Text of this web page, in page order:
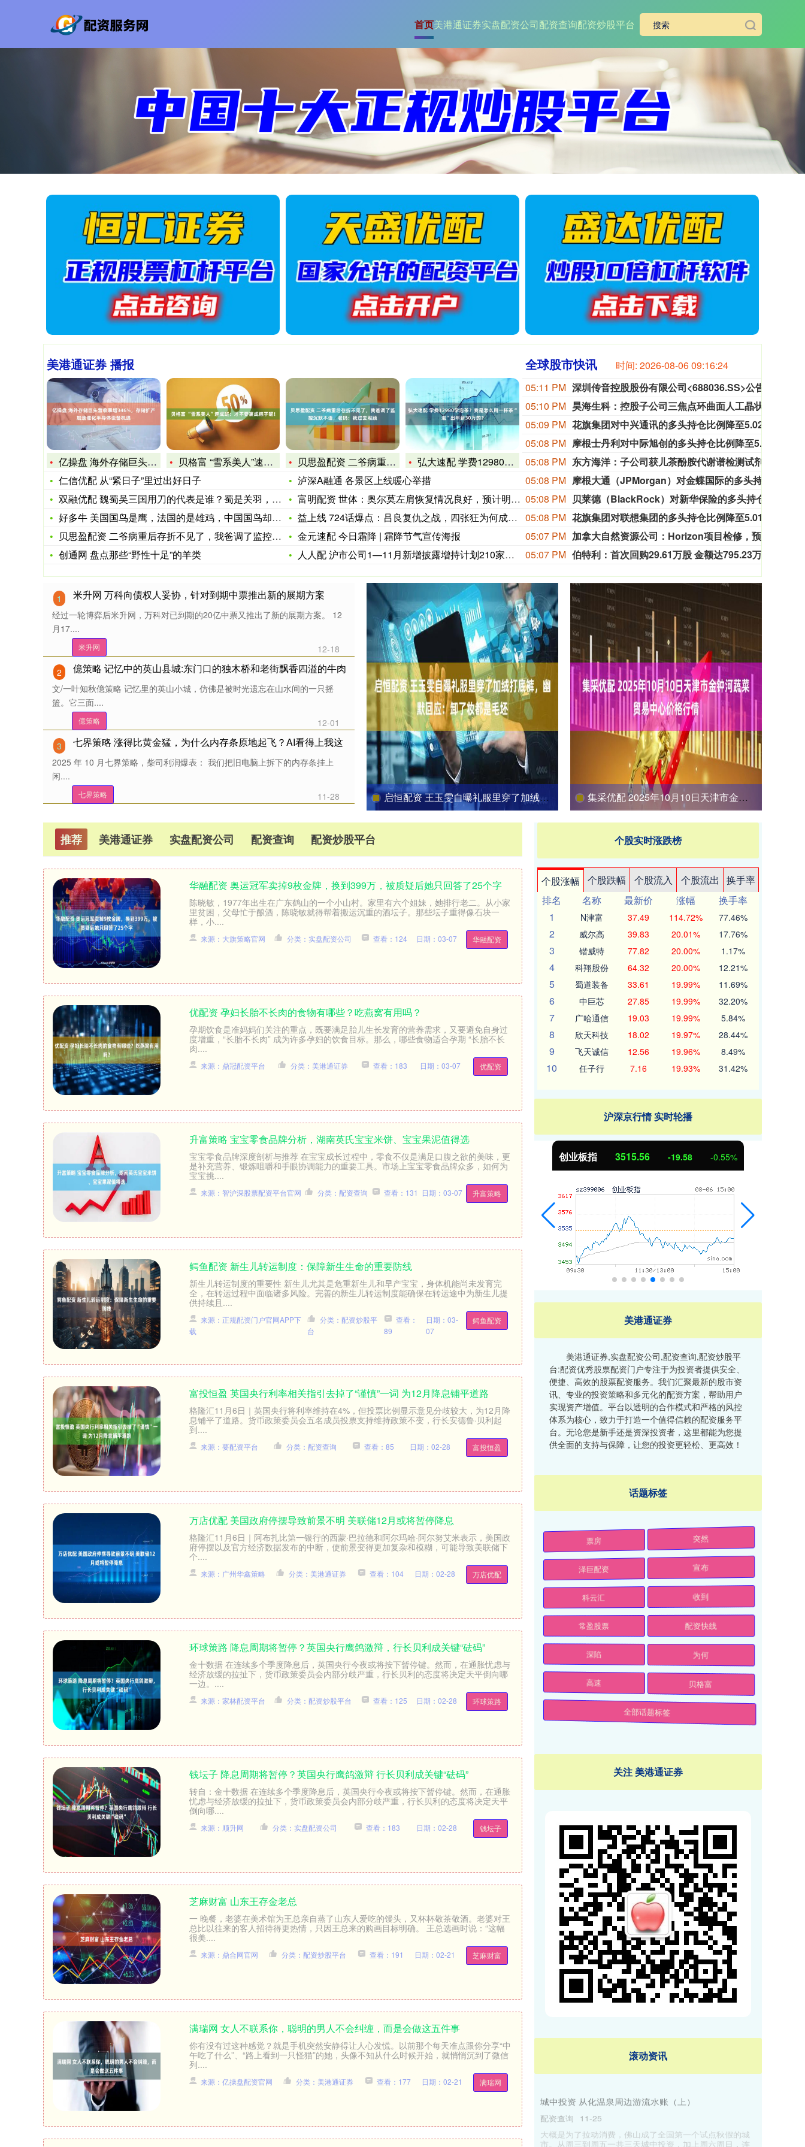
首页美港通证券实盘配资公司配资查询配资炒股平台
美港通证券 播报
亿操盘 海外存储巨头营收暴增346%，存储扩产加速催化半导体
贝格富 “雪系美人”速成班：才不要裹成粽子呢！
仁信优配 从“紧日子”里过出好日子
双融优配 魏蜀吴三国用刀的代表是谁？蜀是关羽，吴是孙坚，魏国
好多牛 美国国鸟是鹰，法国的是雄鸡，中国国鸟却鲜有人知，是什
贝思盈配资 二爷病重后存折不见了，我爸调了监控沉默不语，老妈
创通网 盘点那些“野性十足”的羊类
贝思盈配资 二爷病重后存折不见了，我爸调了监控沉默不语，老妈
弘大速配 学费12980学泡茶？我是怎么用一杯茶“泡”出年薪
泸深A融通 各景区上线暖心举措
富明配资 世体：奥尔莫左肩恢复情况良好，预计明年1月4日加泰
益上线 724话爆点：吕良复仇之战，四张狂为何成其帮手？
金元速配 今日霜降 | 霜降节气宣传海报
人人配 沪市公司1—11月新增披露增持计划210家次 拟增持
全球股市快讯 时间: 2026-08-06 09:16:25
05:11 PM
05:10 PM
05:09 PM
05:08 PM
05:08 PM
05:08 PM
05:08 PM
05:08 PM
05:07 PM
加拿大自然资源公司：Horizon项目检修，预计将使年均产量减少约29000桶/日。
05:07 PM
1 米升网 万科向债权人妥协，针对到期中票推出新的展期方案
经过一轮博弈后米升网，万科对已到期的20亿中票又推出了新的展期方案。 12
月17....
米升网
12-18
2
億策略 记忆中的英山县城:东门口的独木桥和老街飘香四溢的牛肉
文/一叶知秋億策略 记忆里的英山小城，仿佛是被时光遗忘在山水间的一只摇
篮。它三面....
億策略
12-01
3
七界策略 涨得比黄金猛，为什么内存条原地起飞？AI看得上我这
2025 年 10 月七界策略，柴司利润爆表： 我们把旧电脑上拆下的内存条挂上
闲....
七界策略 11-28 启恒配资 王玉雯自曝礼服里穿了加绒打底裤，幽默回应：卸了妆都是毛坯 集采优配 2025年10月10日天津市金钟河蔬菜贸易中心价格行情
推荐 美港通证券 实盘配资公司 配资查询 配资炒股平台
华融配资 奥运冠军卖掉9枚金牌，换到399万，被质疑后她只回答了25个字
陈晓敏，1977年出生在广东鹤山的一个小山村。家里有六个姐妹，她排行老二。从小家
里贫困，父母忙于酿酒，陈晓敏就得帮着搬运沉重的酒坛子。那些坛子重得像石块一
样，小....
华融配资
来源：大旗策略官网 分类：实盘配资公司 查看：124 日期：03-07
优配资 孕妇长胎不长肉的食物有哪些？吃燕窝有用吗？
孕期饮食是准妈妈们关注的重点，既要满足胎儿生长发育的营养需求，又要避免自身过
度增重，“长胎不长肉” 成为许多孕妇的饮食目标。那么，哪些食物适合孕期 “长胎不长
肉....
优配资
来源：鼎冠配资平台 分类：美港通证券 查看：183 日期：03-07
升富策略 宝宝零食品牌分析，湖南英氏宝宝米饼、宝宝果泥值得选
宝宝零食品牌深度剖析与推荐 在宝宝成长过程中，零食不仅是满足口腹之欲的美味，更
是补充营养、锻炼咀嚼和手眼协调能力的重要工具。市场上宝宝零食品牌众多，如何为
宝宝挑....
升富策略
来源：智沪深股票配资平台官网 分类：配资查询 查看：131 日期：03-07
鳄鱼配资 新生儿转运制度：保障新生生命的重要防线
新生儿转运制度的重要性 新生儿尤其是危重新生儿和早产宝宝，身体机能尚未发育完
全，在转运过程中面临诸多风险。完善的新生儿转运制度能确保在转运途中为新生儿提
供持续且....
鳄鱼配资
来源：正规配资门户官网APP下
载
分类：配资炒股平
台
查看：
89
日期：03-
07
富投恒盈 英国央行利率相关指引去掉了“谨慎”一词 为12月降息铺平道路
格隆汇11月6日｜英国央行将利率维持在4%，但投票比例显示意见分歧较大，为12月降
息铺平了道路。货币政策委员会五名成员投票支持维持政策不变，行长安德鲁·贝利起
到....
富投恒盈
来源：要配资平台 分类：配资查询 查看：85 日期：02-28
万店优配 美国政府停摆导致前景不明 美联储12月或将暂停降息
格隆汇11月6日｜阿布扎比第一银行的西蒙·巴拉德和阿尔玛哈·阿尔努艾米表示，美国政
府停摆以及官方经济数据发布的中断，使前景变得更加复杂和模糊，可能导致美联储下
个....
万店优配
来源：广州华鑫策略 分类：美港通证券 查看：104 日期：02-28
环球策路 降息周期将暂停？英国央行鹰鸽激辩，行长贝利成关键“砝码”
金十数据 在连续多个季度降息后，英国央行今夜或将按下暂停键。然而，在通胀忧虑与
经济放缓的拉扯下，货币政策委员会内部分歧严重，行长贝利的态度将决定天平倒向哪
一边。....
环球策路
来源：家林配资平台 分类：配资炒股平台 查看：125 日期：02-28
钱坛子 降息周期将暂停？英国央行鹰鸽激辩 行长贝利成关键“砝码”
转自：金十数据 在连续多个季度降息后，英国央行今夜或将按下暂停键。然而，在通胀
忧虑与经济放缓的拉扯下，货币政策委员会内部分歧严重，行长贝利的态度将决定天平
倒向哪....
钱坛子
来源：顺升网 分类：实盘配资公司 查看：183 日期：02-28
芝麻财富 山东王存金老总
一 晚餐，老婆在美术馆为王总亲自蒸了山东人爱吃的馒头，又杯杯敬茶敬酒。老婆对王
总比以往来的客人招待得更热情，只因王总来的购画目标明确。 王总选画时说：“这幅
很美....
芝麻财富
来源：鼎合网官网 分类：配资炒股平台 查看：191 日期：02-21
满瑞网 女人不联系你，聪明的男人不会纠缠，而是会做这五件事
你有没有过这种感觉？就是手机突然安静得让人心发慌。以前那个每天准点跟你分享“中
午吃了什么”、“路上看到一只怪猫”的她，头像不知从什么时候开始，就悄悄沉到了微信
列....
满瑞网
来源：亿操盘配资官网 分类：美港通证券 查看：177 日期：02-21
个股实时涨跌榜
个股涨幅 个股跌幅 个股流入 个股流出
换手率
排名
名称 最新价 涨幅
换手率
1
N津富 37.49 114.72% 77.46%
2 威尔高 39.83 20.01% 17.76%
3 锴威特 77.82 20.00% 1.17%
4 科翔股份 64.32 20.00% 12.21%
5 蜀道装备 33.61 19.99% 11.69%
6 中巨芯 27.85 19.99% 32.20%
7 广哈通信 19.03 19.99% 5.84%
8 欣天科技 18.02 19.97% 28.44%
9 飞天诚信 12.56 19.96% 8.49%
10 任子行 7.16 19.93% 31.42%
沪深京行情 实时轮播
-0.15% 1122.88 3.42 0.30% 创业板指 3515.56 -19.58 -0.55% 基金指数 7229.80 -1.63 -0.02%
美港通证券
美港通证券,实盘配资公司,配资查询,配资炒股平
台:配资优秀股票配资门户专注于为投资者提供安全、
便捷、高效的股票配资服务。我们汇聚最新的股市资
讯、专业的投资策略和多元化的配资方案，帮助用户
实现资产增值。平台以透明的合作模式和严格的风控
体系为核心，致力于打造一个值得信赖的配资服务平
台。无论您是新手还是资深投资者，这里都能为您提
供全面的支持与保障，让您的投资更轻松、更高效！
话题标签
票房 突然
泽巨配资 宣布
科云汇 收到
常盈股票 配资快线
深陷 为何
高速 贝格富
全部话题标签
关注 美港通证券
滚动资讯
米升网 万科向债权人妥协，针对到期中票推出新的展
美港通证券
12-18